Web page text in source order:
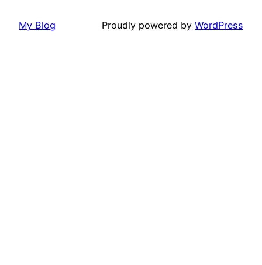
My Blog Proudly powered by WordPress